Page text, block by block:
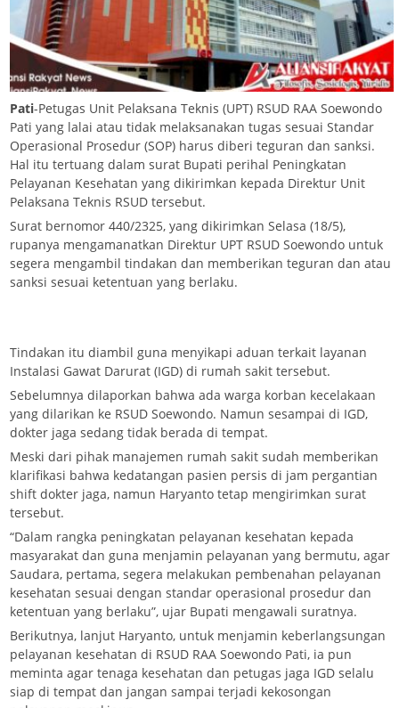
Pati-Petugas Unit Pelaksana Teknis (UPT) RSUD RAA Soewondo
Pati yang lalai atau tidak melaksanakan tugas sesuai Standar
Operasional Prosedur (SOP) harus diberi teguran dan sanksi.
Hal itu tertuang dalam surat Bupati perihal Peningkatan
Pelayanan Kesehatan yang dikirimkan kepada Direktur Unit
Pelaksana Teknis RSUD tersebut.
Surat bernomor 440/2325, yang dikirimkan Selasa (18/5),
rupanya mengamanatkan Direktur UPT RSUD Soewondo untuk
segera mengambil tindakan dan memberikan teguran dan atau
sanksi sesuai ketentuan yang berlaku.
Tindakan itu diambil guna menyikapi aduan terkait layanan
Instalasi Gawat Darurat (IGD) di rumah sakit tersebut.
Sebelumnya dilaporkan bahwa ada warga korban kecelakaan
yang dilarikan ke RSUD Soewondo. Namun sesampai di IGD,
dokter jaga sedang tidak berada di tempat.
Meski dari pihak manajemen rumah sakit sudah memberikan
klarifikasi bahwa kedatangan pasien persis di jam pergantian
shift dokter jaga, namun Haryanto tetap mengirimkan surat
tersebut.
“Dalam rangka peningkatan pelayanan kesehatan kepada
masyarakat dan guna menjamin pelayanan yang bermutu, agar
Saudara, pertama, segera melakukan pembenahan pelayanan
kesehatan sesuai dengan standar operasional prosedur dan
ketentuan yang berlaku”, ujar Bupati mengawali suratnya.
Berikutnya, lanjut Haryanto, untuk menjamin keberlangsungan
pelayanan kesehatan di RSUD RAA Soewondo Pati, ia pun
meminta agar tenaga kesehatan dan petugas jaga IGD selalu
siap di tempat dan jangan sampai terjadi kekosongan